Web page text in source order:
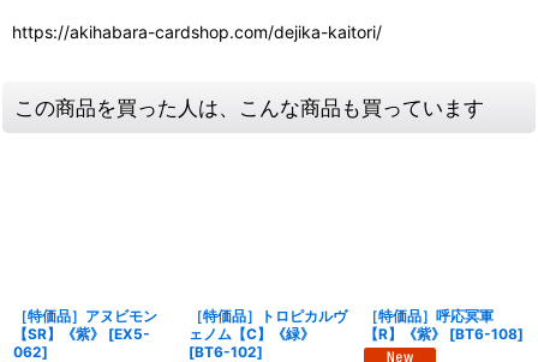
https://akihabara-cardshop.com/dejika-kaitori/
この商品を買った人は、こんな商品も買っています
［特価品］アヌビモン
【SR】《紫》
[EX5-
062]
［特価品］トロピカルヴ
ェノム【C】《緑》
[BT6-102]
［特価品］呼応冥軍
【R】《紫》
[BT6-108]